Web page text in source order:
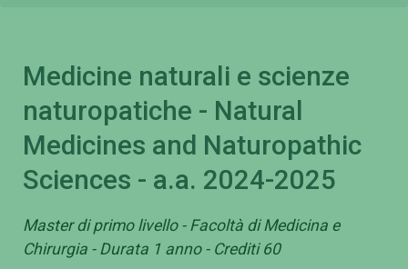
Medicine naturali e scienze
naturopatiche - Natural
Medicines and Naturopathic
Sciences - a.a. 2024-2025
Master di primo livello - Facoltà di Medicina e
Chirurgia - Durata 1 anno - Crediti 60